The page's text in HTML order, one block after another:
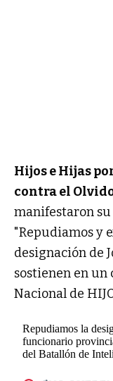
Hijos e Hijas
contra el
manifestaron
"Repudiamos y
designación de
sostienen en un
Nacional de
Repudiamos la
funcionario
del Batallón de